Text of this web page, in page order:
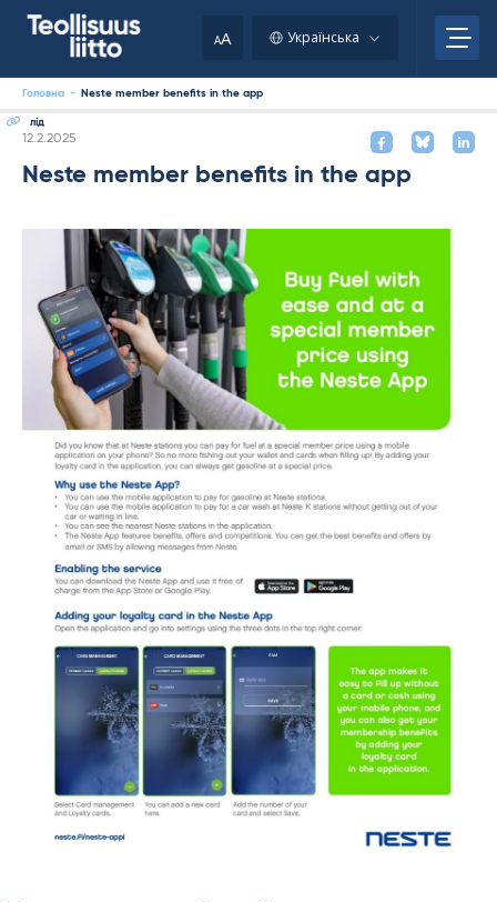
AA Українська
Головна - Neste member benefits in the app
лід
Kirjoitettu
12.2.2025
Neste member benefits in the app